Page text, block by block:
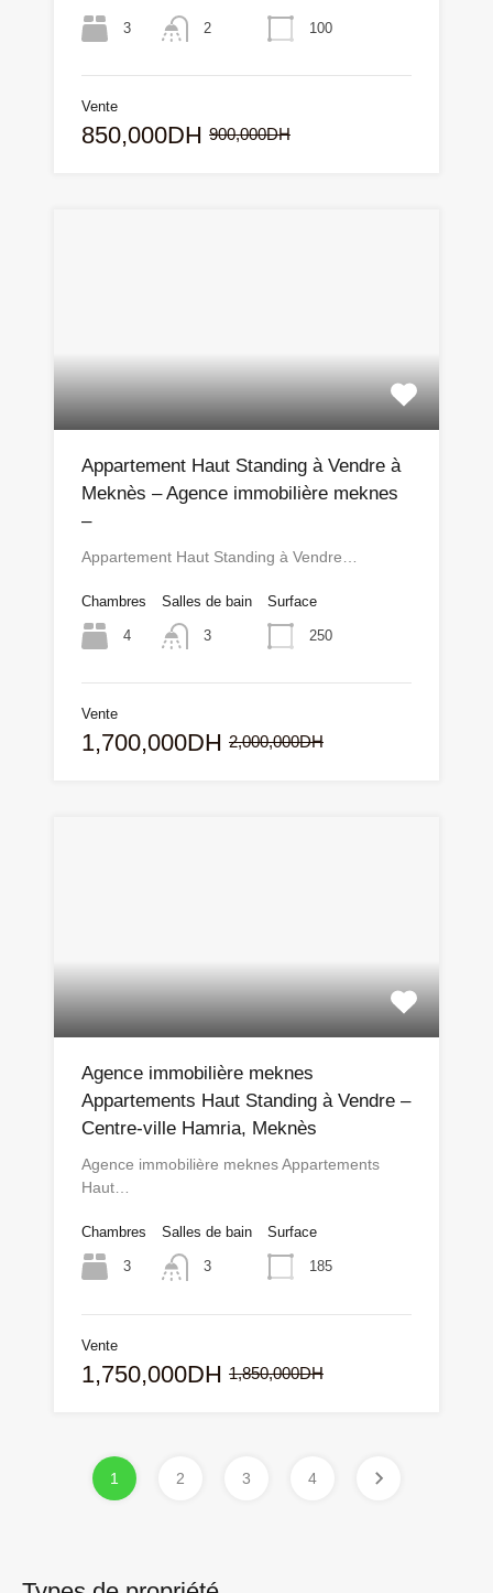
3 2 100
Vente
850,000DH 900,000DH
Appartement Haut Standing à Vendre à
Meknès – Agence immobilière meknes
–
Appartement Haut Standing à Vendre…
Chambres
4
Salles de bain
3
Surface
250
Vente
1,700,000DH 2,000,000DH
Agence immobilière meknes
Appartements Haut Standing à Vendre –
Centre-ville Hamria, Meknès
Agence immobilière meknes Appartements
Haut…
Chambres
3
Salles de bain
3
Surface
185
Vente
1,750,000DH 1,850,000DH
1 2 3 4